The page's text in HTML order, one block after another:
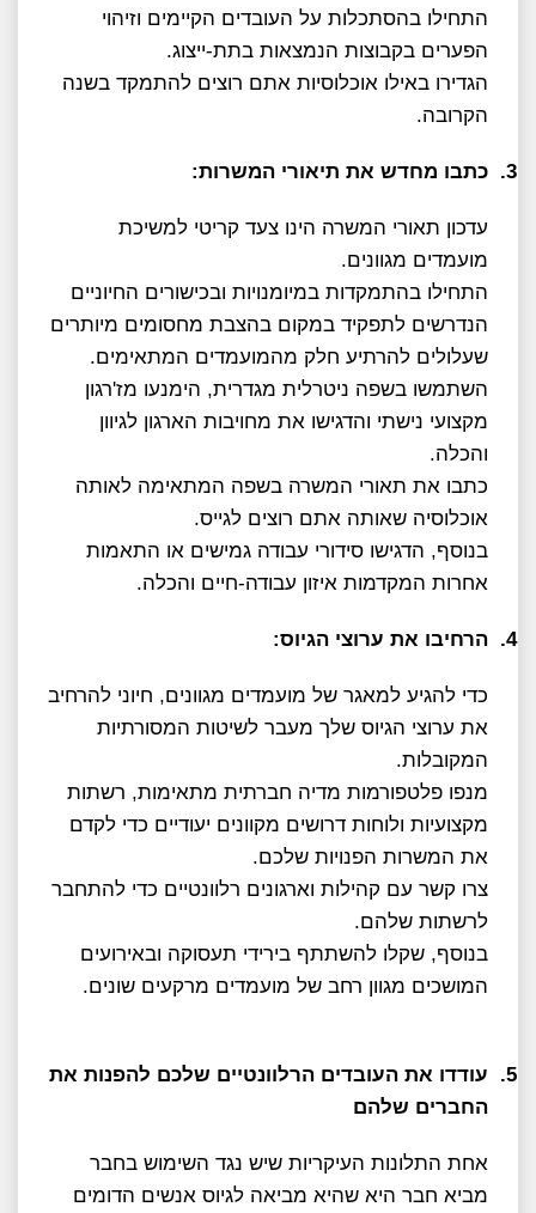
התחילו בהסתכלות על העובדים הקיימים וזיהוי
הפערים בקבוצות הנמצאות בתת-ייצוג.
הגדירו באילו אוכלוסיות אתם רוצים להתמקד בשנה
הקרובה.
3. כתבו מחדש את תיאורי המשרות:
עדכון תאורי המשרה הינו צעד קריטי למשיכת
מועמדים מגוונים.
התחילו בהתמקדות במיומנויות ובכישורים החיוניים
הנדרשים לתפקיד במקום בהצבת מחסומים מיותרים
שעלולים להרתיע חלק מהמועמדים המתאימים.
השתמשו בשפה ניטרלית מגדרית, הימנעו מז'רגון
מקצועי נישתי והדגישו את מחויבות הארגון לגיוון
והכלה.
כתבו את תאורי המשרה בשפה המתאימה לאותה
אוכלוסיה שאותה אתם רוצים לגייס.
בנוסף, הדגישו סידורי עבודה גמישים או התאמות
אחרות המקדמות איזון עבודה-חיים והכלה.
4. הרחיבו את ערוצי הגיוס:
כדי להגיע למאגר של מועמדים מגוונים, חיוני להרחיב
את ערוצי הגיוס שלך מעבר לשיטות המסורתיות
המקובלות.
מנפו פלטפורמות מדיה חברתית מתאימות, רשתות
מקצועיות ולוחות דרושים מקוונים יעודיים כדי לקדם
את המשרות הפנויות שלכם.
צרו קשר עם קהילות וארגונים רלוונטיים כדי להתחבר
לרשתות שלהם.
בנוסף, שקלו להשתתף בירידי תעסוקה ובאירועים
המושכים מגוון רחב של מועמדים מרקעים שונים.
5.
עודדו את העובדים הרלוונטיים שלכם להפנות את
החברים שלהם
אחת התלונות העיקריות שיש נגד השימוש בחבר
מביא חבר היא שהיא מביאה לגיוס אנשים הדומים